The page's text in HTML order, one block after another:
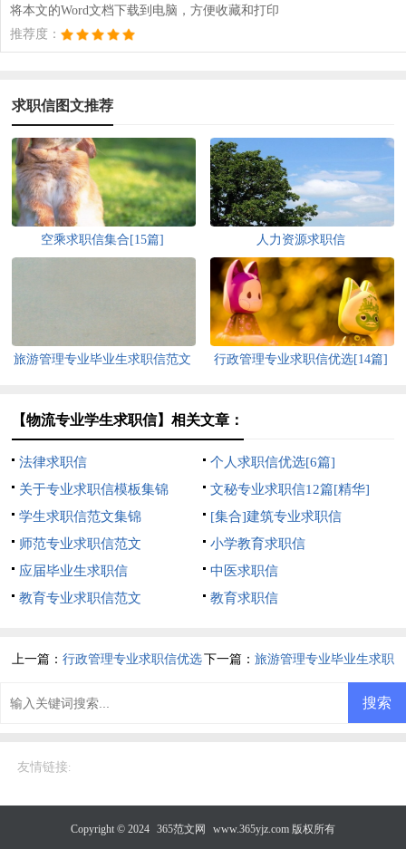
将本文的Word文档下载到电脑，方便收藏和打印
推荐度：
求职信图文推荐
空乘求职信集合[15篇] 人力资源求职信
旅游管理专业毕业生求职信范文 行政管理专业求职信优选[14篇]
【物流专业学生求职信】相关文章：
法律求职信
个人求职信优选[6篇]
关于专业求职信模板集锦
文秘专业求职信12篇[精华]
学生求职信范文集锦
[集合]建筑专业求职信
师范专业求职信范文
小学教育求职信
应届毕业生求职信
中医求职信
教育专业求职信范文
教育求职信
上一篇：行政管理专业求职信优选下一篇： 旅游管理专业毕业生求职
友情链接:
Copyright © 2024 365范文网 www.365yjz.com 版权所有